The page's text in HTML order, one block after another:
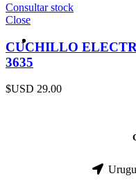
Consultar stock
Close
CUCHILLO
3635
$USD 29.00